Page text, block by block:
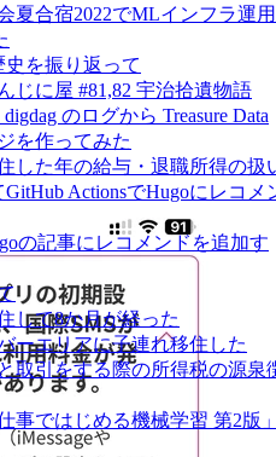
夏合宿2022でMLインフラ運用
史を振り返って
じに屋 #81,82 宇治拾遺物語
のログから Treasure Data
を作ってみた
した年の給与・退職所得の扱
ActionsでHugoにレコメ
の記事にレコメンドを追加す
して8か月が経った
ーエリアに子連れ移住した
取引をする際の所得税の源泉
事ではじめる機械学習 第2版